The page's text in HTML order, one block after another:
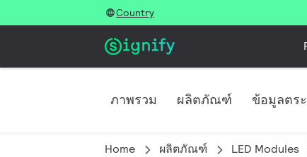
Country
ภาพรวม ผลิตภัณฑ์ ข้อมูลตร
Home ผลิตภัณฑ์ LED Modules